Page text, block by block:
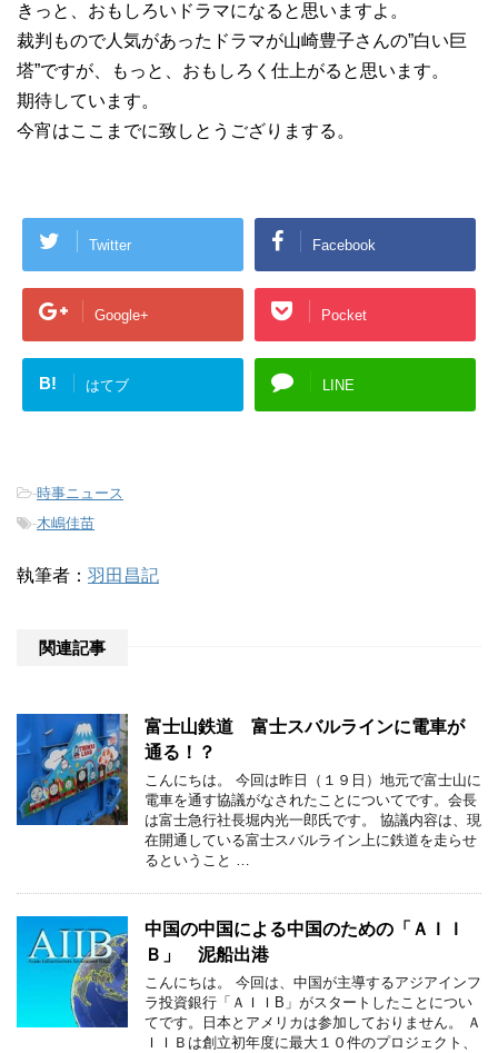
きっと、おもしろいドラマになると思いますよ。
裁判もので人気があったドラマが山崎豊子さんの”白い巨
塔”ですが、もっと、おもしろく仕上がると思います。
期待しています。
今宵はここまでに致しとうござりまする。
Twitter Facebook
Google+ Pocket
B! はてブ LINE
-時事ニュース
-木嶋佳苗
執筆者： 羽田昌記
関連記事
富士山鉄道 富士スバルラインに電車が
通る！？
こんにちは。 今回は昨日（１９日）地元で富士山に
電車を通す協議がなされたことについてです。会長
は富士急行社長堀内光一郎氏です。 協議内容は、現
在開通している富士スバルライン上に鉄道を走らせ
るということ …
中国の中国による中国のための「ＡＩＩ
Ｂ」 泥船出港
こんにちは。 今回は、中国が主導するアジアインフ
ラ投資銀行「ＡＩＩB」がスタートしたことについ
てです。日本とアメリカは参加しておりません。 Ａ
ＩＩＢは創立初年度に最大１０件のプロジェクト、